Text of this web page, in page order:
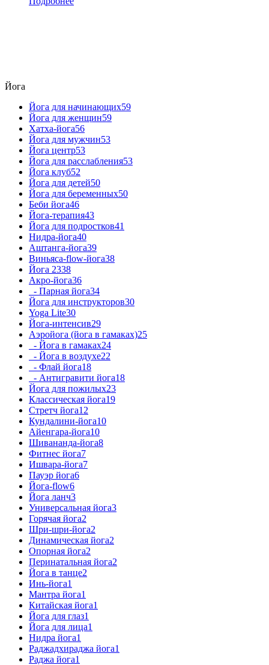
Йога
Йога для начинающих59
Йога для женщин59
Хатха-йога56
Йога для мужчин53
Йога центр53
Йога для расслабления53
Йога клуб52
Йога для детей50
Йога для беременных50
Беби йога46
Йога-терапия43
Йога для подростков41
Нидра-йога40
Аштанга-йога39
Виньяса-flow-йога38
Йога 2338
Акро-йога36
- Парная йога34
Йога для инструкторов30
Yoga Lite30
Йога-интенсив29
Аэройога (йога в гамаках)25
- Йога в гамаках24
- Йога в воздухе22
- Флай йога18
- Антигравити йога18
Йога для пожилых23
Классическая йога19
Стретч йога12
Кундалини-йога10
Айенгара-йога10
Шивананда-йога8
Фитнес йога7
Ишвара-йога7
Пауэр йога6
Йога-flow6
Йога ланч3
Универсальная йога3
Горячая йога2
Шри-шри-йога2
Динамическая йога2
Опорная йога2
Перинатальная йога2
Йога в танце2
Инь-йога1
Мантра йога1
Китайская йога1
Йога для глаз1
Йога для лица1
Нидра йога1
Раджадхираджа йога1
Раджа йога1